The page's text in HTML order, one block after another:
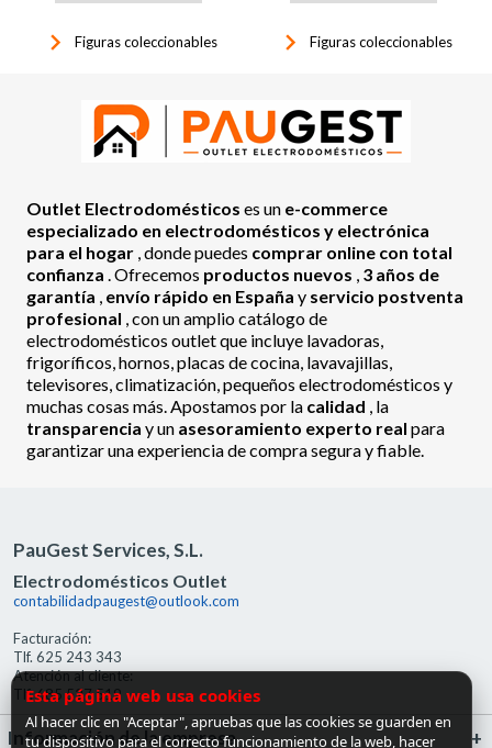
keyboard_arrow_right Figuras coleccionables keyboard_arrow_right Figuras coleccionables
Outlet Electrodomésticos es un e-commerce
especializado en electrodomésticos y electrónica
para el hogar , donde puedes comprar online con total
confianza . Ofrecemos productos nuevos , 3 años de
garantía , envío rápido en España y servicio postventa
profesional , con un amplio catálogo de
electrodomésticos outlet que incluye lavadoras,
frigoríficos, hornos, placas de cocina, lavavajillas,
televisores, climatización, pequeños electrodomésticos y
muchas cosas más. Apostamos por la calidad , la
transparencia y un asesoramiento experto real para
garantizar una experiencia de compra segura y fiable.
PauGest Services, S.L.
Electrodomésticos Outlet
contabilidadpaugest@outlook.com
Facturación:
Tlf. 625 243 343
Atención al cliente:
Tlf. 685 527 519
Información de la empresa
Esta página web usa cookies
Al hacer clic en "Aceptar", apruebas que las cookies se guarden en
tu dispositivo para el correcto funcionamiento de la web, hacer